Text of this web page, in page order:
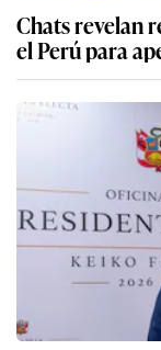
Chats revelan
el Perú para